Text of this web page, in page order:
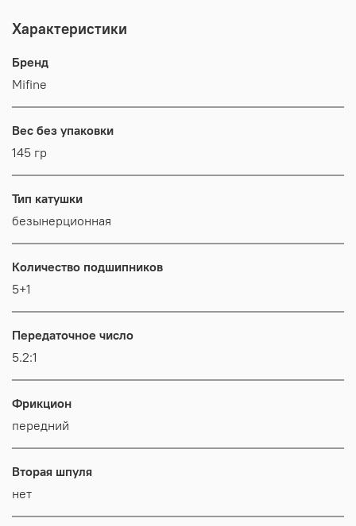
Характеристики
Бренд
Mifine
Вес без упаковки
145 гр
Тип катушки
безынерционная
Количество подшипников
5+1
Передаточное число
5.2:1
Фрикцион
передний
Вторая шпуля
нет